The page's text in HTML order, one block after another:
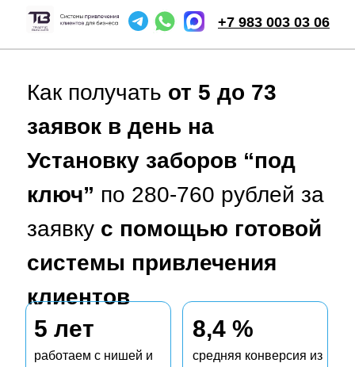
Как получать от 5 до 73
заявок в день на
Установку заборов “под
ключ” по 280-760 рублей за
заявку с помощью готовой
системы привлечения
клиентов
работаем с нишей и
средняя конверсия из
5 лет 8,4 %
+7 983 003 03 06
Х
мы онлайн
Через 1 час
Консультация
по привлечению клиентов на заборы
Оставьте ваши данные и выберите,
когда с вами будет удобнее связаться:
Х